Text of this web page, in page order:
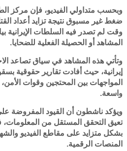
وبحسب متداولي الفيديو، فإن مركز
ضغط غير مسبوق نتيجة تزايد أعداد
وقت لم تصدر فيه السلطات الإيرانية
المشاهد أو الحصيلة الفعلية للضحايا.
وتأتي هذه المشاهد في سياق تصاعد
إيرانية، حيث أفادت تقارير حقوقية
المواجهات بين المحتجين وقوات
واسعة.
ويؤكد ناشطون أن القيود المفروضة
تعيق التحقق المستقل من المعلومات،
بشكل متزايد على مقاطع الفيديو
المنصات الرقمية.